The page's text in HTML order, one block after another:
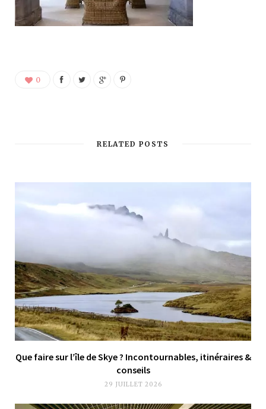
0
RELATED POSTS
Que faire sur l’île de Skye ? Incontournables, itinéraires &
conseils
29 JUILLET 2026